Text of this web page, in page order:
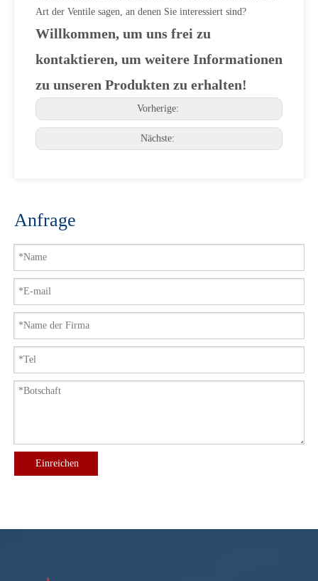
Art der Ventile sagen, an denen Sie interessiert sind?
Willkommen, um uns frei zu
kontaktieren, um weitere Informationen
zu unseren Produkten zu erhalten!
Vorherige:
Nächste:
Anfrage
Einreichen